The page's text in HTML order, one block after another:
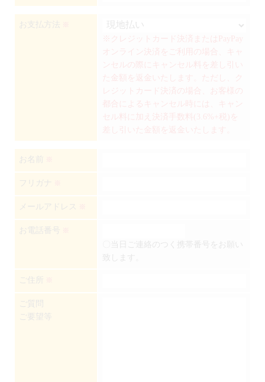
お支払方法
※クレジットカード決済またはPayPay
オンライン決済をご利用の場合、キャ
ンセルの際にキャンセル料を差し引い
た金額を返金いたします。ただし、ク
レジットカード決済の場合、お客様の
都合によるキャンセル時には、キャン
セル料に加え決済手数料(3.6%+税)を
差し引いた金額を返金いたします。
お名前
フリガナ
メールアドレス
お電話番号
〇当日ご連絡のつく携帯番号をお願い
致します。
ご住所
ご要望等